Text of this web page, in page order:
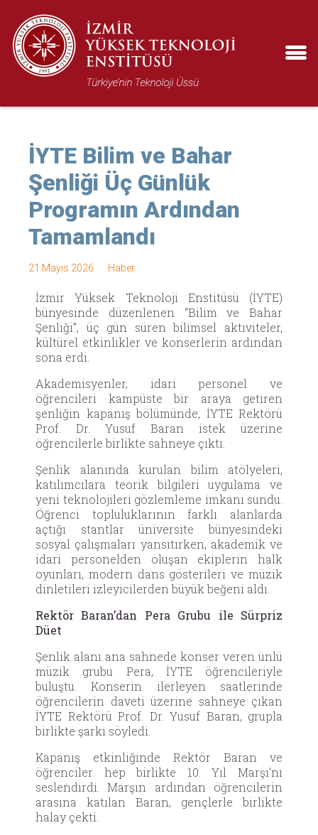
İYTE Bilim ve Bahar
Şenliği Üç Günlük
Programın Ardından
Tamamlandı
21 Mayıs 2026 Haber
İzmir Yüksek Teknoloji Enstitüsü (İYTE)
bünyesinde düzenlenen “Bilim ve Bahar
Şenliği”, üç gün süren bilimsel aktiviteler,
kültürel etkinlikler ve konserlerin ardından
sona erdi.
Akademisyenler, idari personel ve
öğrencileri kampüste bir araya getiren
şenliğin kapanış bölümünde, İYTE Rektörü
Prof. Dr. Yusuf Baran istek üzerine
öğrencilerle birlikte sahneye çıktı.
Şenlik alanında kurulan bilim atölyeleri,
katılımcılara teorik bilgileri uygulama ve
yeni teknolojileri gözlemleme imkanı sundu.
Öğrenci topluluklarının farklı alanlarda
açtığı stantlar üniversite bünyesindeki
sosyal çalışmaları yansıtırken, akademik ve
idari personelden oluşan ekiplerin halk
oyunları, modern dans gösterileri ve müzik
dinletileri izleyicilerden büyük beğeni aldı.
Rektör Baran’dan Pera Grubu ile Sürpriz
Düet
Şenlik alanı ana sahnede konser veren ünlü
müzik grubu Pera, İYTE öğrencileriyle
buluştu. Konserin ilerleyen saatlerinde
öğrencilerin daveti üzerine sahneye çıkan
İYTE Rektörü Prof. Dr. Yusuf Baran, grupla
birlikte şarkı söyledi.
Kapanış etkinliğinde Rektör Baran ve
öğrenciler hep birlikte 10. Yıl Marşı’nı
seslendirdi. Marşın ardından öğrencilerin
arasına katılan Baran, gençlerle birlikte
halay çekti.